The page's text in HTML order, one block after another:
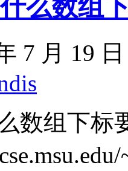
么数组
7 月 19 日
数组下标